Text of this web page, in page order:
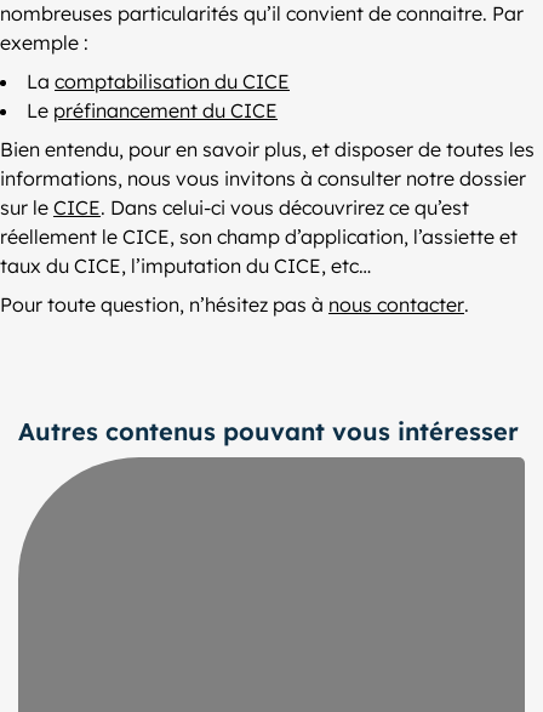
nombreuses particularités qu’il convient de connaitre. Par
exemple :
La comptabilisation du CICE
Le préfinancement du CICE
Bien entendu, pour en savoir plus, et disposer de toutes les
informations, nous vous invitons à consulter notre dossier
sur le CICE. Dans celui-ci vous découvrirez ce qu’est
réellement le CICE, son champ d’application, l’assiette et
taux du CICE, l’imputation du CICE, etc…
Pour toute question, n’hésitez pas à nous contacter.
Autres contenus pouvant vous intéresser